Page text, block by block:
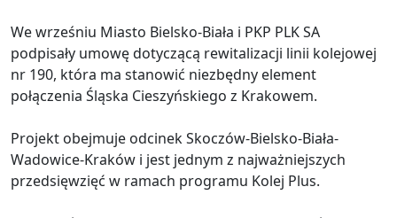
We wrześniu Miasto Bielsko-Biała i PKP PLK SA
podpisały umowę dotyczącą rewitalizacji linii kolejowej
nr 190, która ma stanowić niezbędny element
połączenia Śląska Cieszyńskiego z Krakowem.
Projekt obejmuje odcinek Skoczów-Bielsko-Biała-
Wadowice-Kraków i jest jednym z najważniejszych
przedsięwzięć w ramach programu Kolej Plus.